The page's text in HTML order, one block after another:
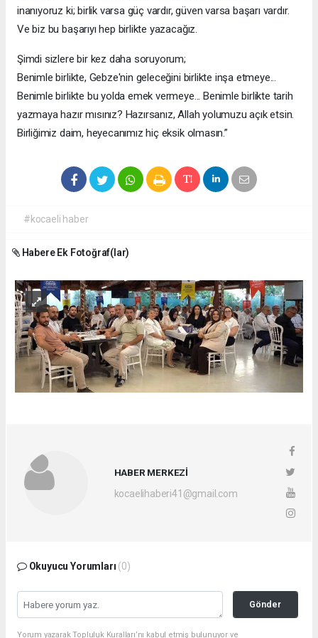
inanıyoruz ki; birlik varsa güç vardır, güven varsa başarı vardır.
Ve biz bu başarıyı hep birlikte yazacağız.
Şimdi sizlere bir kez daha soruyorum;
Benimle birlikte, Gebze'nin geleceğini birlikte inşa etmeye...
Benimle birlikte bu yolda emek vermeye... Benimle birlikte tarih
yazmaya hazır mısınız? Hazırsanız, Allah yolumuzu açık etsin.
Birliğimiz daim, heyecanımız hiç eksik olmasın.”
#kocaeli haber
Habere Ek Fotoğraf(lar)
HABER MERKEZİ
kocaelihaberi41@gmail.com
Okuyucu Yorumları (0)
Gönder
Yorum yazarak Topluluk Kuralları’nı kabul etmiş bulunuyor ve